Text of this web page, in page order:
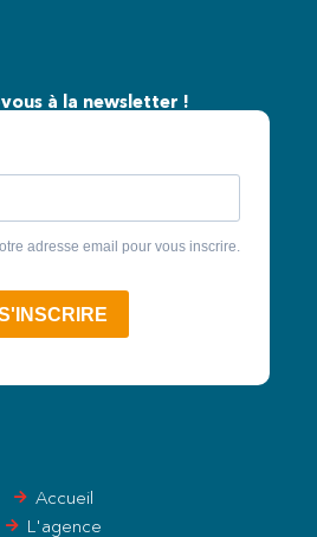
à la newsletter !
Accueil
L'agence